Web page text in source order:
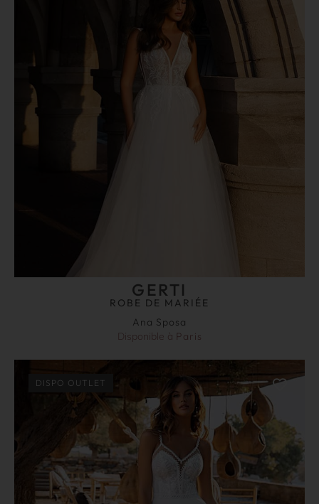
GERTI
ROBE DE MARIÉE
Ana Sposa
Disponible à Paris
DISPO OUTLET